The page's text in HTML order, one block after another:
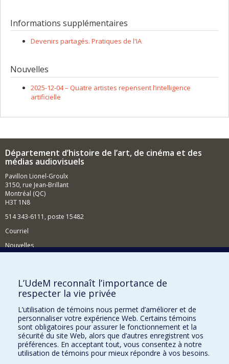
Informations supplémentaires
Devenirs partagés. Pratiques de l'IA
Nouvelles
2025-12-04 – Quatre artistes repensent l’intelligence
artificielle
Département d’histoire de l’art, de cinéma et des
médias audiovisuels
Pavillon Lionel-Groulx
3150, rue Jean-Brillant
Montréal (QC)
H3T 1N8
514 343-6111, poste 15482
Courriel
Nouvelles
Comment soutenir le Département?
BESOIN D'AIDE?
Plan du site
Signaler une erreur
Accessibilité
FACULTÉ DES ARTS ET DES SCIENCES
L’UdeM reconnaît l’importance de
respecter la vie privée
L’utilisation de témoins nous permet d’améliorer et de
personnaliser votre expérience Web. Certains témoins
sont obligatoires pour assurer le fonctionnement et la
sécurité du site Web, alors que d’autres enregistrent vos
préférences. En acceptant tout, vous consentez à notre
utilisation de témoins pour mieux répondre à vos besoins.